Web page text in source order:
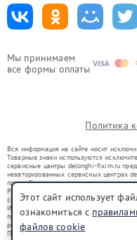
Мы принимаем
все формы оплаты
Политика
Вся информация на сайте носит
Товарные знаки используются
сервисные центры delonghi-fixim.ru
неавторизованных сервисных центрах
правообладателями товарных знаков
Ремонт осуществляется для устройств,
со статьей 1487 ГК РФ.
Использование товарных знаков не
потребителей в заблуждение, а служит
ремонту техники указанных брендов.
Представленная на сайте информация
Этот сайт использует
ознакомиться с
файлов cookie